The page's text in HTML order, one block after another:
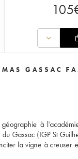
105
GASSAC
à
Gassac (IGP St
la vigne à creuser